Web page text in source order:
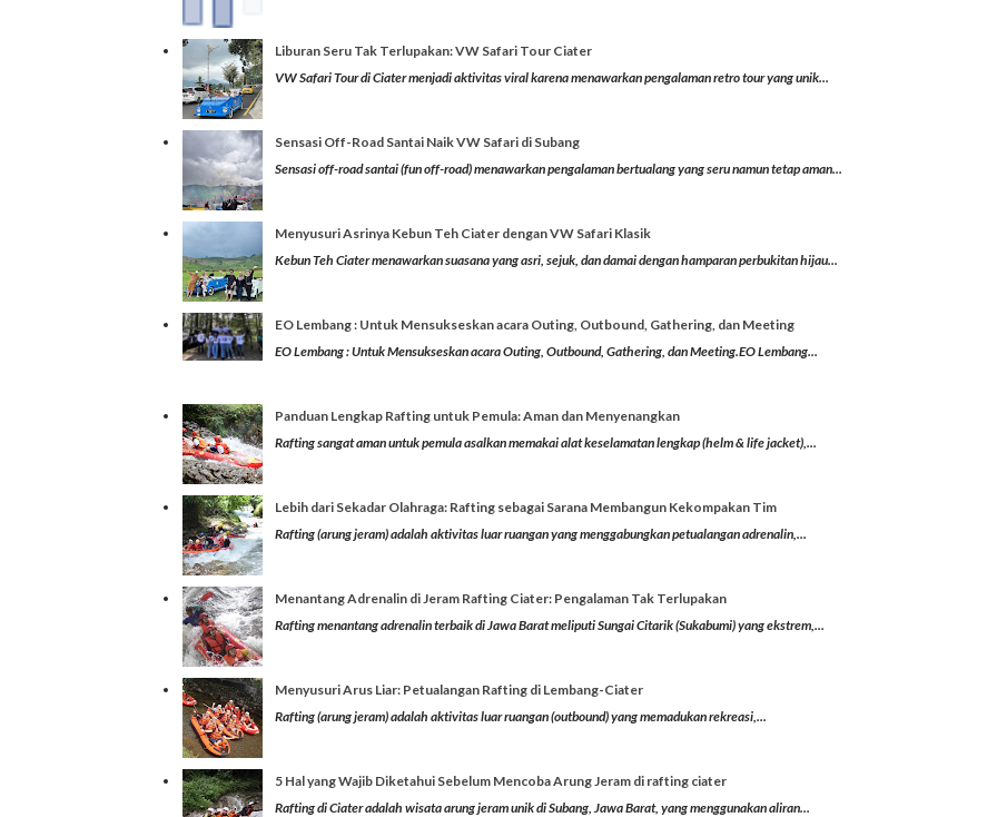
Liburan Seru Tak Terlupakan: VW Safari Tour Ciater
VW Safari Tour di Ciater menjadi aktivitas viral karena menawarkan pengalaman retro tour yang unik...
Sensasi Off-Road Santai Naik VW Safari di Subang
Sensasi off-road santai (fun off-road) menawarkan pengalaman bertualang yang seru namun tetap aman...
Menyusuri Asrinya Kebun Teh Ciater dengan VW Safari Klasik
Kebun Teh Ciater menawarkan suasana yang asri, sejuk, dan damai dengan hamparan perbukitan hijau...
EO Lembang : Untuk Mensukseskan acara Outing, Outbound, Gathering, dan Meeting
EO Lembang : Untuk Mensukseskan acara Outing, Outbound, Gathering, dan Meeting.EO Lembang...
Panduan Lengkap Rafting untuk Pemula: Aman dan Menyenangkan
Rafting sangat aman untuk pemula asalkan memakai alat keselamatan lengkap (helm & life jacket),...
Lebih dari Sekadar Olahraga: Rafting sebagai Sarana Membangun Kekompakan Tim
Rafting (arung jeram) adalah aktivitas luar ruangan yang menggabungkan petualangan adrenalin,...
Menantang Adrenalin di Jeram Rafting Ciater: Pengalaman Tak Terlupakan
Rafting menantang adrenalin terbaik di Jawa Barat meliputi Sungai Citarik (Sukabumi) yang ekstrem,...
Menyusuri Arus Liar: Petualangan Rafting di Lembang-Ciater
Rafting (arung jeram) adalah aktivitas luar ruangan (outbound) yang memadukan rekreasi,...
5 Hal yang Wajib Diketahui Sebelum Mencoba Arung Jeram di rafting ciater
Rafting di Ciater adalah wisata arung jeram unik di Subang, Jawa Barat, yang menggunakan aliran...